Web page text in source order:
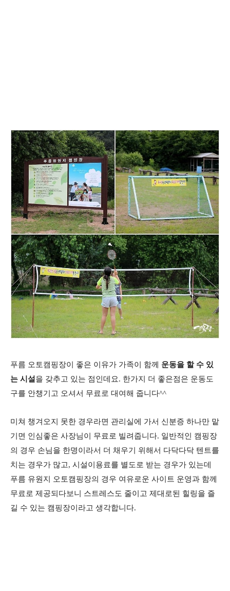
푸름 오토캠핑장이 좋은 이유가 가족이 함께 운동을 할 수 있
는 시설 을 갖추고 있는 점인데요. 한가지 더 좋은점은 운동도
구를 안챙기고 오셔서 무료로 대여해 줍니다^^
미쳐 챙겨오지 못한 경우라면 관리실에 가서 신분증 하나만 맡
기면 인심좋은 사장님이 무료로 빌려줍니다. 일반적인 캠핑장
의 경우 손님을 한명이라서 더 채우기 위해서 다닥다닥 텐트를
치는 경우가 많고, 시설이용료를 별도로 받는 경우가 있는데
푸름 유원지 오토캠핑장의 경우 여유로운 사이트 운영과 함께
무료로 제공되다보니 스트레스도 줄이고 제대로된 힐링을 즐
길 수 있는 캠핑장이라고 생각합니다.